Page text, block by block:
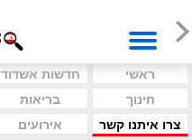
ראשי חדשות אשדוד
חינוך
בריאות
צרו איתנו קשר
אירועים